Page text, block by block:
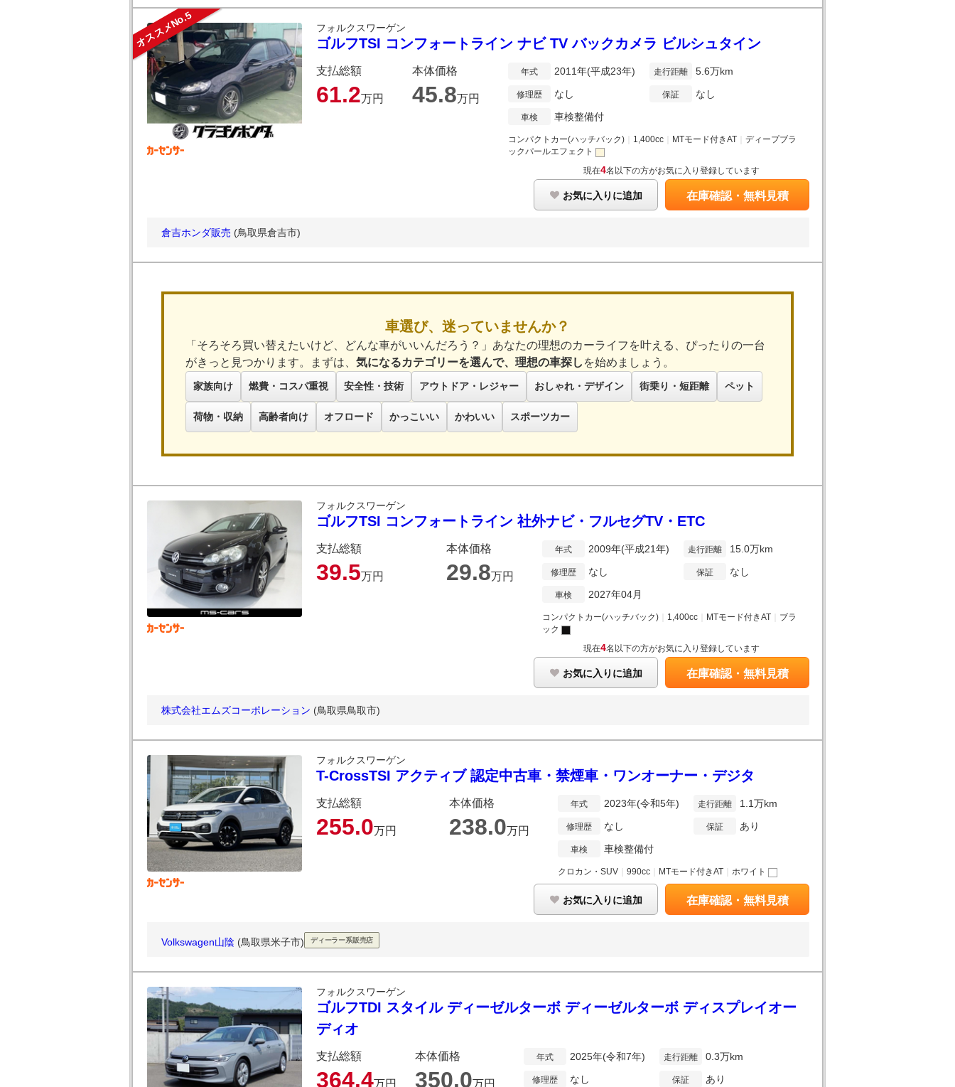
オススメNo.5 フォルクスワーゲン
ゴルフTSI コンフォートライン ナビ TV バックカメラ ビルシュタイン
支払総額
61.2万円
本体価格
45.8万円
年式 2011年(平成23年)
修理歴 なし
車検 車検整備付
走行距離 5.6万km
保証 なし
コンパクトカー(ハッチバック) 1,400cc MTモード付きAT ｜ディープブラ
ックパールエフェクト
現在4名以下の方がお気に入り登録しています
お気に入りに追加 在庫確認・無料見積
倉吉ホンダ販売 (鳥取県倉吉市)
車選び、迷っていませんか？
「そろそろ買い替えたいけど、どんな車がいいんだろう？」あなたの理想のカーライフを叶える、ぴったりの一台
がきっと見つかります。まずは、 気になるカテゴリーを選んで、理想の車探し を始めましょう。
家族向け 燃費・コスパ重視 安全性・技術 アウトドア・レジャー おしゃれ・デザイン 街乗り・短距離 ペット
荷物・収納 高齢者向け オフロード かっこいい かわいい スポーツカー
フォルクスワーゲン
ゴルフTSI コンフォートライン 社外ナビ・フルセグTV・ETC
支払総額
39.5万円
本体価格
29.8万円
年式 2009年(平成21年)
修理歴 なし
車検 2027年04月
走行距離 15.0万km
保証 なし
コンパクトカー(ハッチバック)｜ 1,400cc｜ MTモード付きAT｜ ブラ
ック
現在4名以下の方がお気に入り登録しています
お気に入りに追加 在庫確認・無料見積
株式会社エムズコーポレーション (鳥取県鳥取市)
フォルクスワーゲン
T-CrossTSI アクティブ 認定中古車・禁煙車・ワンオーナー・デジタ
支払総額
255.0万円
本体価格
238.0万円
年式 2023年(令和5年)
修理歴 なし
車検 車検整備付
走行距離 1.1万km
保証 あり
クロカン・SUV 990cc MTモード付きAT ホワイト
お気に入りに追加 在庫確認・無料見積
Volkswagen山陰 (鳥取県米子市) ディーラー系販売店
フォルクスワーゲン
ゴルフTDI スタイル ディーゼルターボ ディーゼルターボ ディスプレイオー
ディオ
支払総額
364.4万円
本体価格
350.0万円
年式 2025年(令和7年)
修理歴 なし
走行距離 0.3万km
保証 あり